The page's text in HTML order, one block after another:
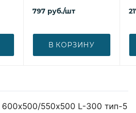
797 руб./шт
В КОРЗИНУ
600х500/550х500 L-300 тип-5